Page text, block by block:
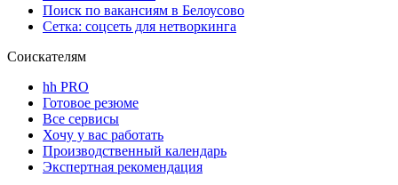
Поиск по вакансиям в Белоусово
Сетка: соцсеть для нетворкинга
Соискателям
hh PRO
Готовое резюме
Все сервисы
Хочу у вас работать
Производственный календарь
Экспертная рекомендация